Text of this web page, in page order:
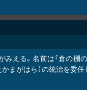
みえる。名前は「倉の棚
かまがはら）の統治を委